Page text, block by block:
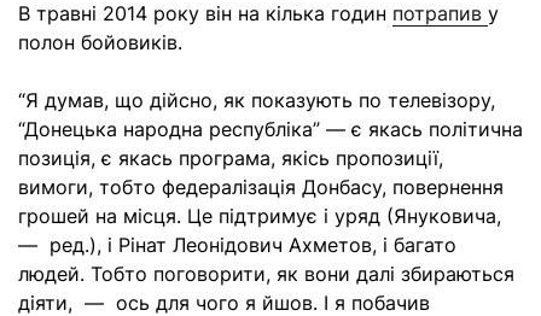
В травні 2014 року він на кілька годин потрапив у
полон бойовиків.
“Я думав, що дійсно, як показують по телевізору,
“Донецька народна республіка” — є якась політична
позиція, є якась програма, якісь пропозиції,
вимоги, тобто федералізація Донбасу, повернення
грошей на місця. Це підтримує і уряд (Януковича,
— ред.), і Рінат Леонідович Ахметов, і багато
людей. Тобто поговорити, як вони далі збираються
діяти, — ось для чого я йшов. І я побачив